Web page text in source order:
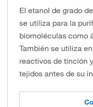
El etanol de grado
se utiliza para la
biomoléculas como
También se utiliza
reactivos de tinción
tejidos antes de su